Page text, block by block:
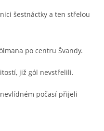
šestnáctky a ten střelou
po centru Švandy.
již gól nevstřelili.
počasí přijeli